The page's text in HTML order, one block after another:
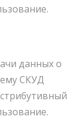
данных о
СКУД